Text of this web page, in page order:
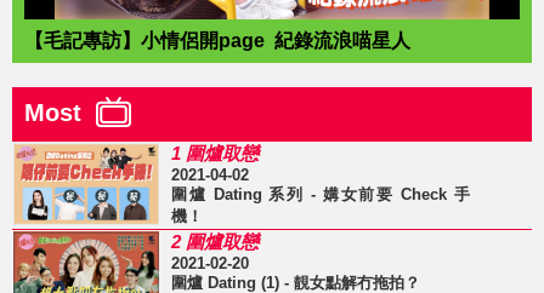
【毛記專訪】小情侶開page 紀錄流浪喵星人
Most
1 圍爐取戀
2021-04-02
圍爐 Dating 系列 - 媾女前要 Check 手
機！
2 圍爐取戀
2021-02-20
圍爐 Dating (1) - 靚女點解冇拖拍？